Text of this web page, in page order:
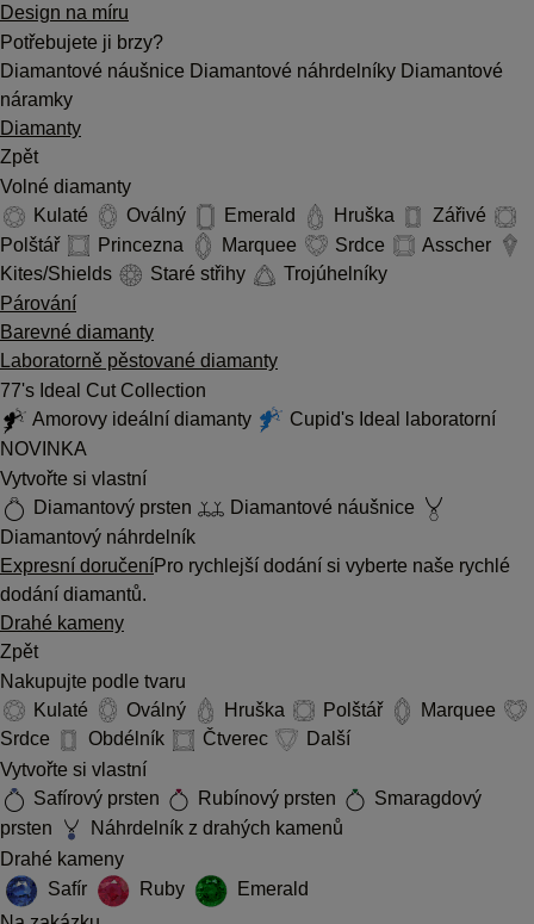
Design na míru
Potřebujete ji brzy?
Diamantové náušnice Diamantové náhrdelníky Diamantové
náramky
Diamanty
Zpět
Volné diamanty
Kulaté
Oválný Emerald Hruška
Zářivé
Polštář
Princezna Marquee Srdce
Asscher
Kites/Shields
Staré střihy
Trojúhelníky
Párování
Barevné diamanty
Laboratorně pěstované diamanty
77's Ideal Cut Collection
Amorovy ideální diamanty
Cupid's Ideal laboratorní
NOVINKA
Vytvořte si vlastní
Diamantový prsten
Diamantové náušnice
Diamantový náhrdelník
Expresní doručeníPro rychlejší dodání si vyberte naše rychlé
dodání diamantů.
Drahé kameny
Zpět
Nakupujte podle tvaru
Kulaté
Oválný Hruška Polštář
Marquee
Srdce
Obdélník Čtverec
Další
Vytvořte si vlastní
Safírový prsten
Rubínový prsten
Smaragdový
prsten
Náhrdelník z drahých kamenů
Drahé kameny
Safír
Ruby
Emerald